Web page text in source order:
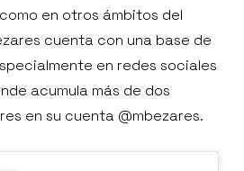
en otros ámbitos del
cuenta con una base de
en redes sociales
acumula más de dos
en su cuenta @mbezares.